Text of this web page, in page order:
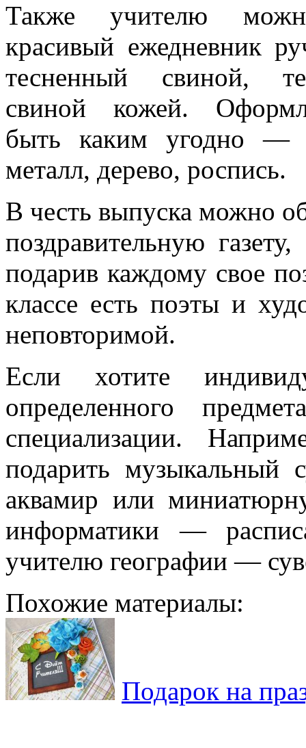
Также учителю
красивый ежедневник
тесненный свиной,
свиной кожей.
быть каким угодно —
металл, дерево, роспись.
В честь выпуска можно
поздравительную
подарив каждому свое
классе есть поэты и
неповторимой.
Если хотите
определенного
специализации.
подарить музыкальный
аквамир или
информатики —
учителю географии —
Похожие материалы:
Подарок на